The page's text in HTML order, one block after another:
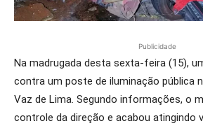
Publicidade
Na madrugada desta sexta-feira (15),
contra um poste de iluminação pública
Vaz de Lima. Segundo informações, o
controle da direção e acabou atingindo